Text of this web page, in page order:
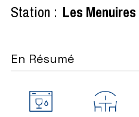
Station : Les Menuires
En Résumé